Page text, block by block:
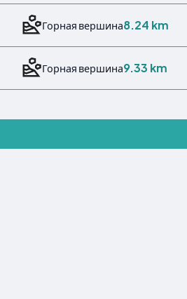
Горная вершина8.24 km
Горная вершина9.33 km